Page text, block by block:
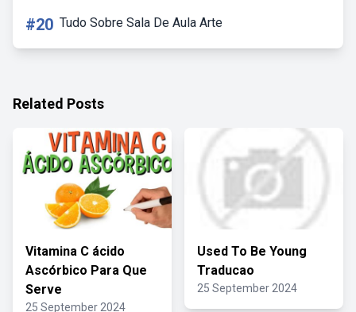
#20 Tudo Sobre Sala De Aula Arte
Related Posts
Vitamina C ácido
Ascórbico Para Que
Serve
25 September 2024
Used To Be Young
Traducao
25 September 2024